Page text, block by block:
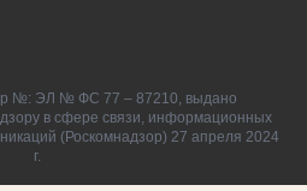
№: ЭЛ № ФС 77 – 87210, выдано
в сфере связи, информационных
(Роскомнадзор) 27 апреля 2024
г.